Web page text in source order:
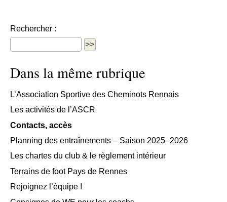
Rechercher :
Dans la même rubrique
L’Association Sportive des Cheminots Rennais
Les activités de l’ASCR
Contacts, accès
Planning des entraînements – Saison 2025–2026
Les chartes du club & le règlement intérieur
Terrains de foot Pays de Rennes
Rejoignez l’équipe !